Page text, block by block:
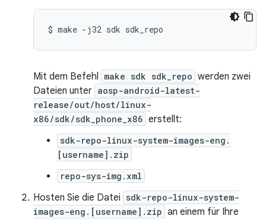
$ make -j32 sdk
Mit dem Befehl make sdk sdk_repo werden zwei
Dateien unter aosp-android-latest-
release/out/host/linux-
x86/sdk/sdk_phone_x86 erstellt:
sdk-repo-linux-system-images-eng.
[username].zip
repo-sys-img.xml
Hosten Sie die Datei sdk-repo-linux-system-
images-eng.[username].zip an einem für Ihre